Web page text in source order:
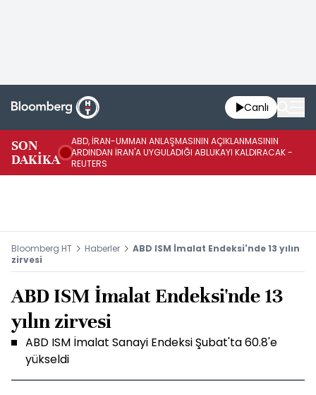
Canlı
SON
DAKİKA
ABD, İRAN-UMMAN ANLAŞMASININ AÇIKLANMASININ
ARDINDAN İRAN'A UYGULADIĞI ABLUKAYI KALDIRACAK -
REUTERS
Bloomberg HT Haberler
ABD ISM İmalat Endeksi'nde 13 yılın
zirvesi
ABD ISM İmalat Endeksi'nde 13
yılın zirvesi
ABD ISM İmalat Sanayi Endeksi Şubat'ta 60.8'e
yükseldi